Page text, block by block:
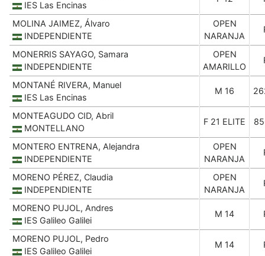
IES Las Encinas
MOLINA JAIMEZ, Álvaro
INDEPENDIENTE
OPEN
NARANJA
MONERRIS SAYAGO, Samara
INDEPENDIENTE
OPEN
AMARILLO
MONTANÉ RIVERA, Manuel
IES Las Encinas
M 16
MONTEAGUDO CID, Abril
MONTELLANO
F 21 ELITE
MONTERO ENTRENA, Alejandra
INDEPENDIENTE
OPEN
NARANJA
MORENO PÉREZ, Claudia
INDEPENDIENTE
OPEN
NARANJA
MORENO PUJOL, Andres
IES Galileo Galilei
M 14
MORENO PUJOL, Pedro
IES Galileo Galilei
M 14